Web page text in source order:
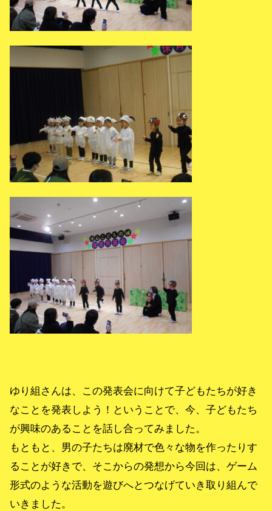
ゆり組さんは、この発表会に向けて子どもたちが好き
なことを発表しよう！ということで、今、子どもたち
が興味のあることを話し合ってみました。
もともと、男の子たちは廃材で色々な物を作ったりす
ることが好きで、そこからの発想から今回は、ゲーム
形式のような活動を遊びへとつなげていき取り組んで
いきました。